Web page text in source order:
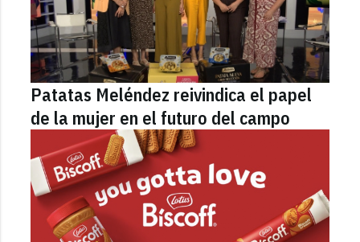
Patatas Meléndez reivindica el papel
de la mujer en el futuro del campo